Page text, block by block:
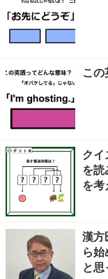
こ
クイ
を
を考
漢方
ら
と